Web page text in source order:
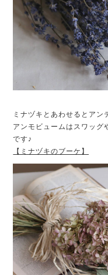
ミナヅキとあわせるとアン
アンモビュームはスワッグ
です♪
【ミナヅキのブーケ】